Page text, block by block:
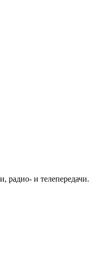
радио- и телепередачи.